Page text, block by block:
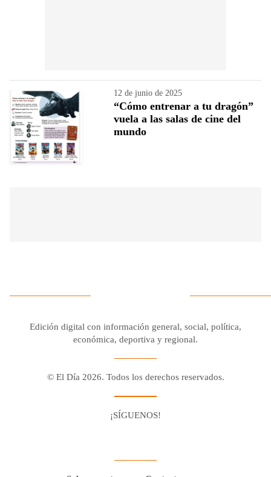
12 de junio de 2025
“Cómo entrenar a tu dragón”
vuela a las salas de cine del
mundo
Edición digital con información general, social, política,
económica, deportiva y regional.
© El Día 2026. Todos los derechos reservados.
¡SÍGUENOS!